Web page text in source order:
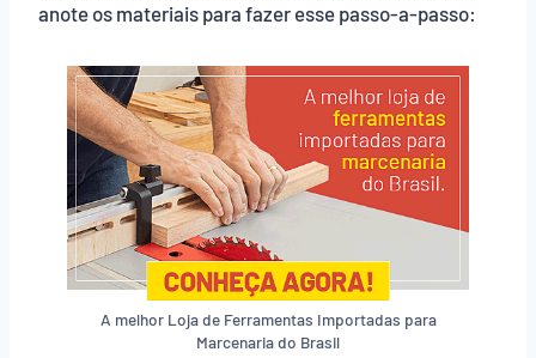
anote os materiais para fazer esse passo-a-passo:
A melhor Loja de Ferramentas Importadas para
Marcenaria do Brasil